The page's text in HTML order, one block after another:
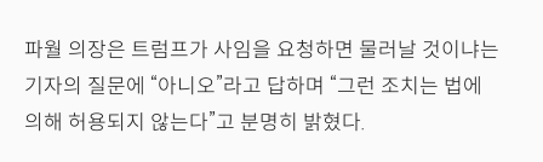
파월 의장은 트럼프가 사임을 요청하면 물러날 것이냐는
기자의 질문에 “아니오”라고 답하며 “그런 조치는 법에
의해 허용되지 않는다”고 분명히 밝혔다.